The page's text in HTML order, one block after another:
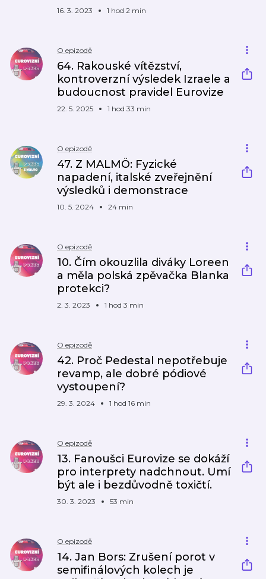
16. 3. 2023 1 hod 2 min
O epizodě
64. Rakouské vítězství,
kontroverzní výsledek Izraele a
budoucnost pravidel Eurovize
22. 5. 2025 1 hod 33 min
O epizodě
47. Z MALMÖ: Fyzické
napadení, italské zveřejnění
výsledků i demonstrace
10. 5. 2024 24 min
O epizodě
10. Čím okouzlila diváky Loreen
a měla polská zpěvačka Blanka
protekci?
2. 3. 2023 1 hod 3 min
O epizodě
42. Proč Pedestal nepotřebuje
revamp, ale dobré pódiové
vystoupení?
29. 3. 2024 1 hod 16 min
O epizodě
13. Fanoušci Eurovize se dokáží
pro interprety nadchnout. Umí
být ale i bezdůvodně toxičtí.
30. 3. 2023 53 min
O epizodě
14. Jan Bors: Zrušení porot v
semifinálových kolech je